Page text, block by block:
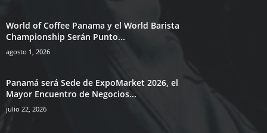
World of Coffee Panama y el World Barista
Championship Serán Punto...
agosto 1, 2026
Panamá será Sede de ExpoMarket 2026, el
Mayor Encuentro de Negocios...
julio 22, 2026